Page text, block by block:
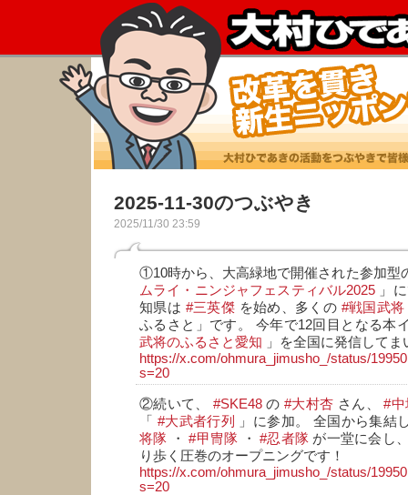
2025-11-30のつぶやき
2025/11/30 23:59
①10時から、大高緑地で開催された参加型
ムライ・ニンジャフェスティバル2025 」
知県は #三英傑 を始め、多くの #戦国武将
ふるさと」です。 今年で12回目となる本
武将のふるさと愛知 」を全国に発信してま
https://x.com/ohmura_jimusho_/status/
s=20
②続いて、#SKE48 の#大村杏 さん、#中
「 #大武者行列
」に参加。 全国から集結
将隊 ・#甲冑隊 ・ #忍者隊 が一堂に会し
り歩く圧巻のオープニングです！
https://x.com/ohmura_jimusho_/status/
s=20